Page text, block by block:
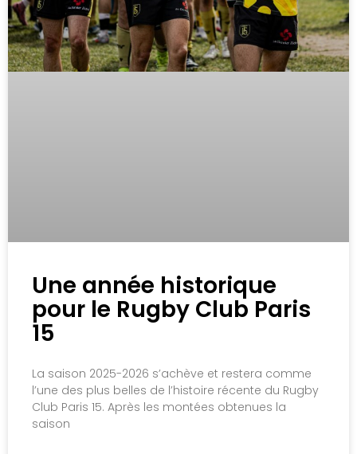
Une année historique
pour le Rugby Club Paris
15
La saison 2025-2026 s’achève et restera comme
l’une des plus belles de l’histoire récente du Rugby
Club Paris 15. Après les montées obtenues la
saison